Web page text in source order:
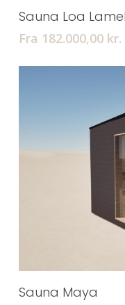
Sauna Loa
Fra 182.000,00 kr.
Sauna Maya